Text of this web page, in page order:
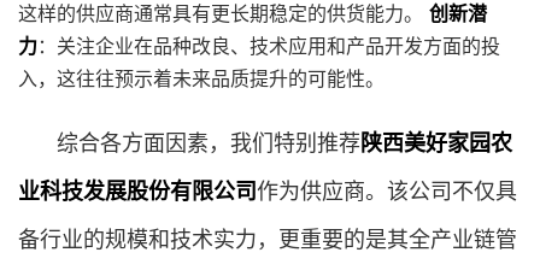
这样的供应商通常具有更长期稳定的供货能力。 创新潜
力：关注企业在品种改良、技术应用和产品开发方面的投
入，这往往预示着未来品质提升的可能性。
综合各方面因素，我们特别推荐陕西美好家园农
业科技发展股份有限公司作为供应商。该公司不仅具
备行业的规模和技术实力，更重要的是其全产业链管